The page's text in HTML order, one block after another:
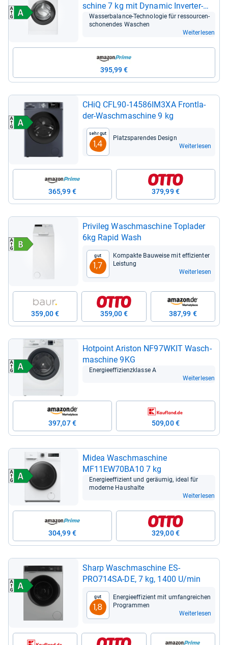
schine 7 kg mit Dyna­mic Inver­ter-​
Motor
Was­ser­ba­lance-​Tech­no­lo­gie für res­sour­cen­
scho­nen­des Waschen
Weiterlesen
395,99 €
CHiQ CFL90-​14586IM3XA Front­la­
der-​Wasch­ma­schine 9 kg
Sehr gut
1,4
Platz­spa­ren­des Design
Weiterlesen
365,99 € 379,99 €
Pri­vi­leg Wasch­ma­schine Topla­der
6kg Rapid Wash
Gut
1,7
Kom­pakte Bau­weise mit effi­zi­en­ter
Leis­tung
Weiterlesen
359,00 € 359,00 € 387,99 €
Hot­point Ari­ston NF97WKIT Wasch­
ma­schine 9KG
Ener­gie­ef­fi­zi­enz­klasse A
Weiterlesen
397,07 € 509,00 €
Midea Wasch­ma­schine
MF11EW70BA10 7 kg
Ener­gie­ef­fi­zi­ent und geräu­mig, ideal für
moderne Haus­halte
Weiterlesen
304,99 € 329,00 €
Sharp Wasch­ma­schine ES-​
PRO714SA-​DE, 7 kg, 1400 U/min
Gut
1,8
Ener­gie­ef­fi­zi­ent mit umfang­rei­chen
Pro­gram­men
Weiterlesen